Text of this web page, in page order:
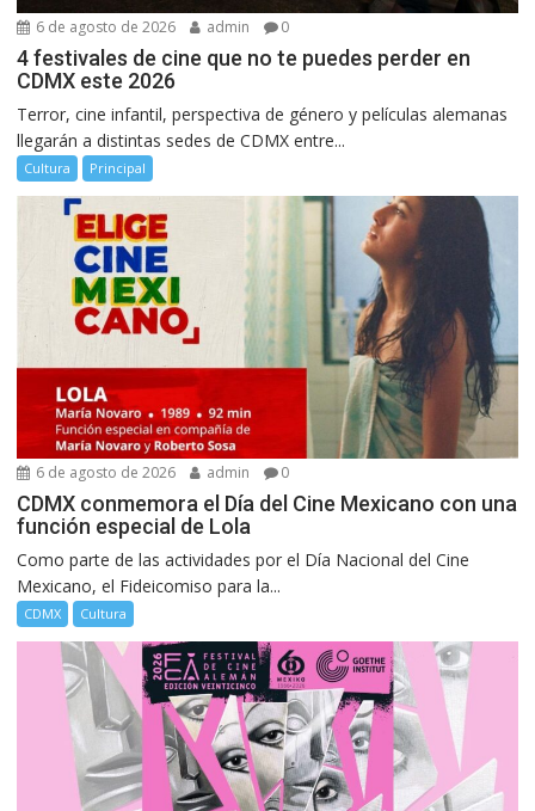
6 de agosto de 2026 admin 0
4 festivales de cine que no te puedes perder en
CDMX este 2026
Terror, cine infantil, perspectiva de género y películas alemanas
llegarán a distintas sedes de CDMX entre...
Cultura Principal
6 de agosto de 2026 admin 0
CDMX conmemora el Día del Cine Mexicano con una
función especial de Lola
Como parte de las actividades por el Día Nacional del Cine
Mexicano, el Fideicomiso para la...
CDMX Cultura